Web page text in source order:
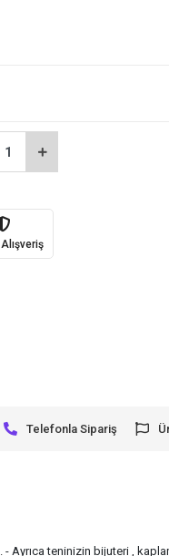
Telefonla Sipariş
teninizin bijuteri ,